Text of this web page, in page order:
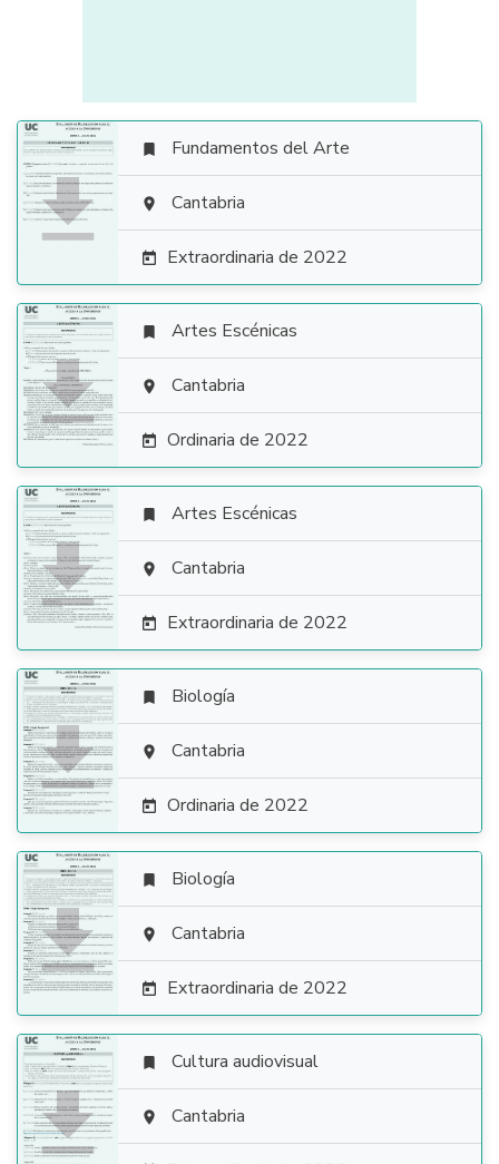

 Fundamentos del Arte
 Cantabria
 Extraordinaria de 2022

 Artes Escénicas
 Cantabria
 Ordinaria de 2022

 Artes Escénicas
 Cantabria
 Extraordinaria de 2022

 Biología
 Cantabria
 Ordinaria de 2022

 Biología
 Cantabria
 Extraordinaria de 2022

 Cultura audiovisual
 Cantabria